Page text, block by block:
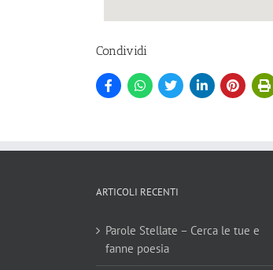
Condividi
ARTICOLI RECENTI
Parole Stellate – Cerca le tue e
fanne poesia